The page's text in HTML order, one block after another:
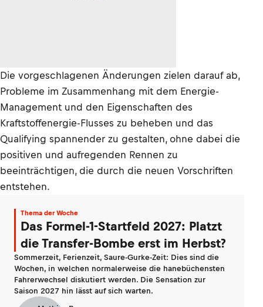
Die vorgeschlagenen Änderungen zielen darauf ab,
Probleme im Zusammenhang mit dem Energie-
Management und den Eigenschaften des
Kraftstoffenergie-Flusses zu beheben und das
Qualifying spannender zu gestalten, ohne dabei die
positiven und aufregenden Rennen zu
beeinträchtigen, die durch die neuen Vorschriften
entstehen.
Thema der Woche
Das Formel-1-Startfeld 2027: Platzt
die Transfer-Bombe erst im Herbst?
Sommerzeit, Ferienzeit, Saure-Gurke-Zeit: Dies sind die
Wochen, in welchen normalerweise die hanebüchensten
Fahrerwechsel diskutiert werden. Die Sensation zur
Saison 2027 hin lässt auf sich warten.